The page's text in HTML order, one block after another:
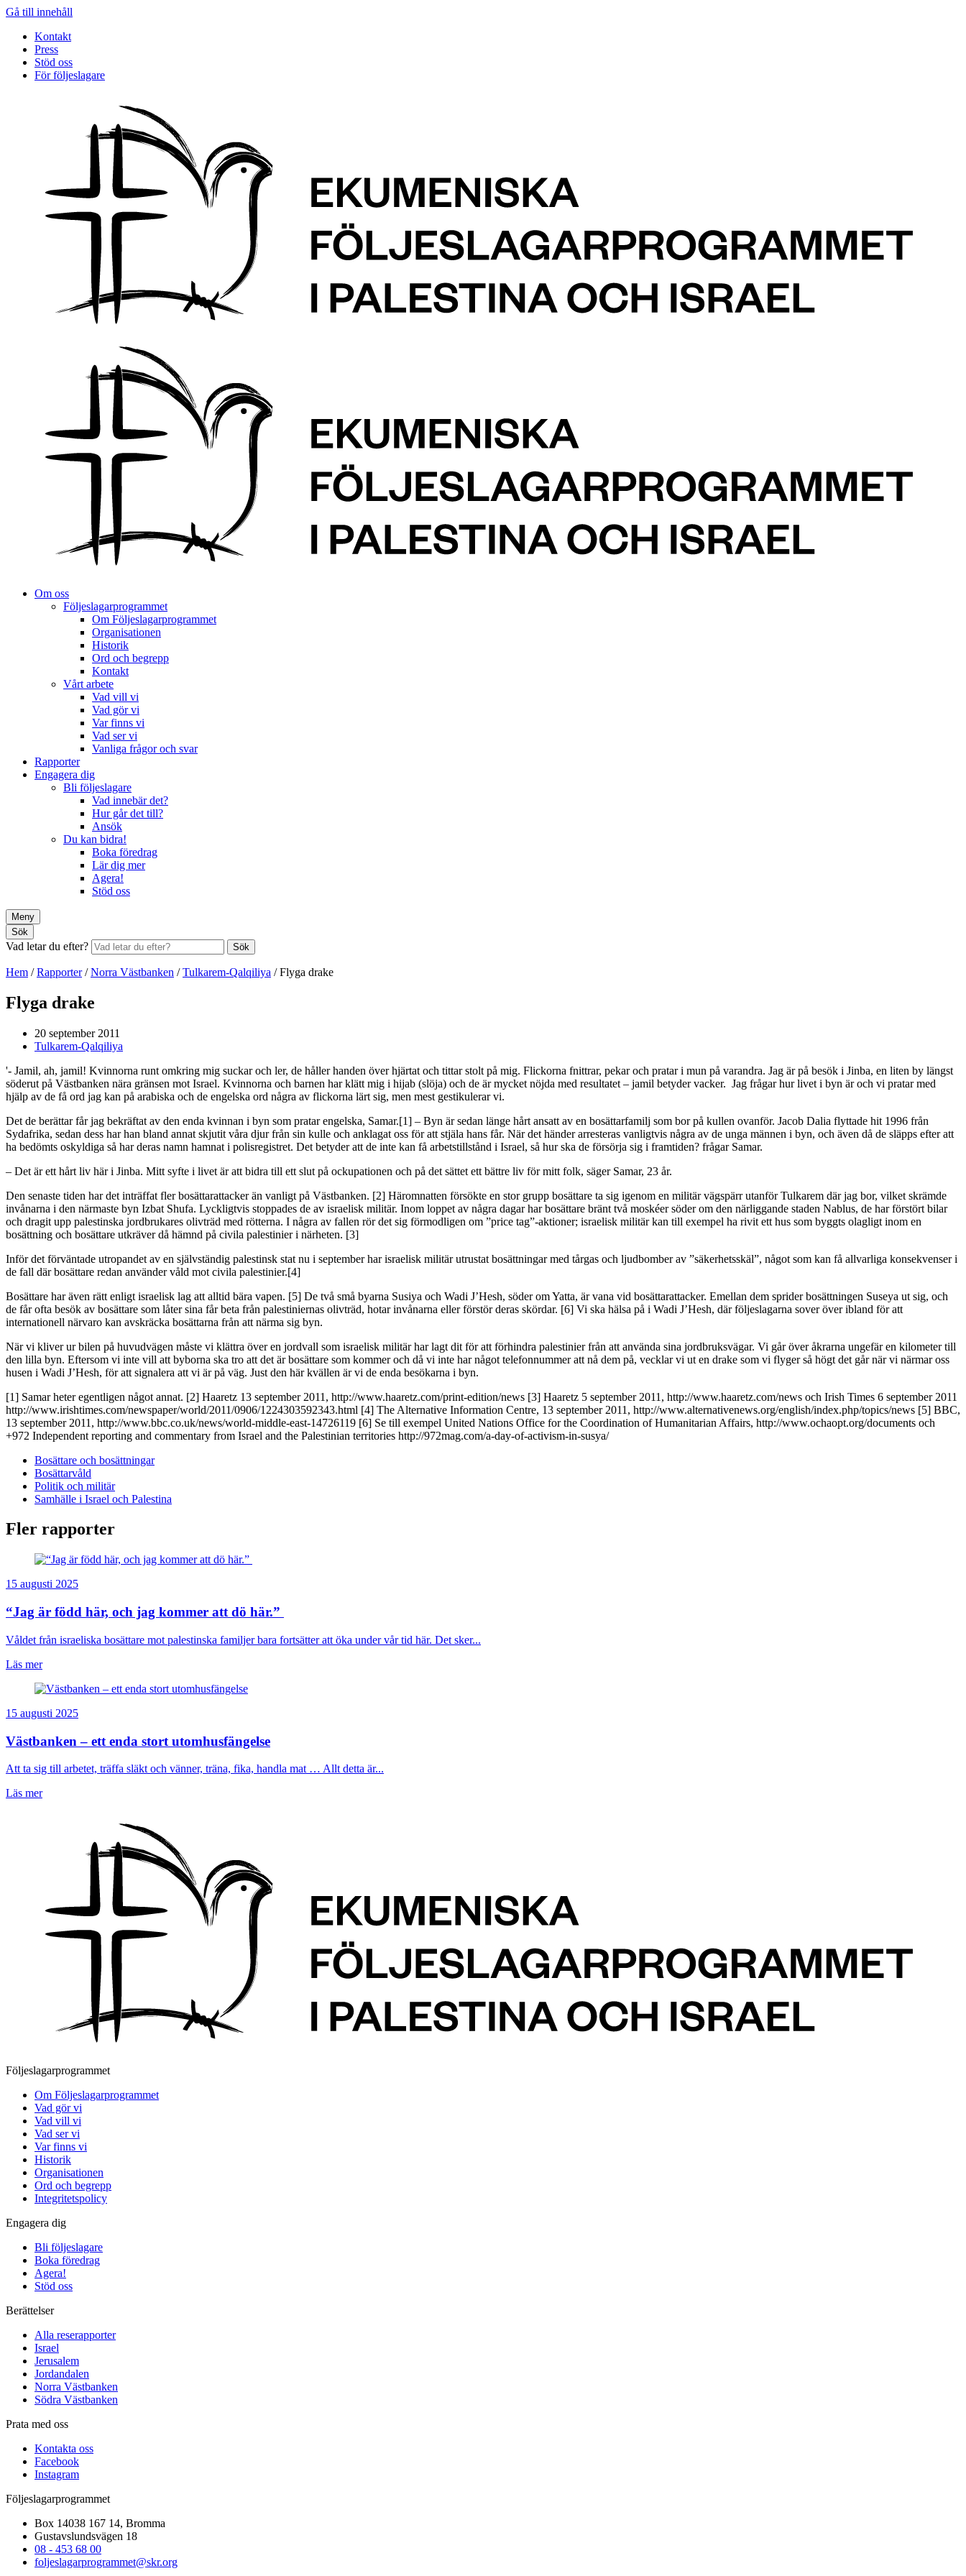
Gå till innehåll
Kontakt
Press
Stöd oss
För följeslagare
Om oss
Följeslagarprogrammet
Om Följeslagarprogrammet
Organisationen
Historik
Ord och begrepp
Kontakt
Vårt arbete
Vad vill vi
Vad gör vi
Var finns vi
Vad ser vi
Vanliga frågor och svar
Rapporter
Engagera dig
Bli följeslagare
Vad innebär det?
Hur går det till?
Ansök
Du kan bidra!
Boka föredrag
Lär dig mer
Agera!
Stöd oss
Meny
Sök
Vad letar du efter? Sök
Hem /Rapporter/Norra Västbanken /Tulkarem-Qalqiliya /Flyga drake
Flyga drake
20 september 2011
Tulkarem-Qalqiliya
'- Jamil, ah, jamil! Kvinnorna runt omkring mig suckar och ler, de håller handen över hjärtat och tittar stolt på mig. Flickorna fnittrar, pekar och pratar i mun på varandra. Jag är på besök i Jinba, en liten by längst
söderut på Västbanken nära gränsen mot Israel. Kvinnorna och barnen har klätt mig i hijab (slöja) och de är mycket nöjda med resultatet – jamil betyder vacker. Jag frågar hur livet i byn är och vi pratar med
hjälp av de få ord jag kan på arabiska och de engelska ord några av flickorna lärt sig, men mest gestikulerar vi.
Det de berättar får jag bekräftat av den enda kvinnan i byn som pratar engelska, Samar.[1] – Byn är sedan länge hårt ansatt av en bosättarfamilj som bor på kullen ovanför. Jacob Dalia flyttade hit 1996 från
Sydafrika, sedan dess har han bland annat skjutit våra djur från sin kulle och anklagat oss för att stjäla hans får. När det händer arresteras vanligtvis några av de unga männen i byn, och även då de släpps efter att
ha bedömts oskyldiga så har deras namn hamnat i polisregistret. Det betyder att de inte kan få arbetstillstånd i Israel, så hur ska de försörja sig i framtiden? frågar Samar.
– Det är ett hårt liv här i Jinba. Mitt syfte i livet är att bidra till ett slut på ockupationen och på det sättet ett bättre liv för mitt folk, säger Samar, 23 år.
Den senaste tiden har det inträffat fler bosättarattacker än vanligt på Västbanken. [2] Häromnatten försökte en stor grupp bosättare ta sig igenom en militär vägspärr utanför Tulkarem där jag bor, vilket skrämde
invånarna i den närmaste byn Izbat Shufa. Lyckligtvis stoppades de av israelisk militär. Inom loppet av några dagar har bosättare bränt två moskéer söder om den närliggande staden Nablus, de har förstört bilar
och dragit upp palestinska jordbrukares olivträd med rötterna. I några av fallen rör det sig förmodligen om ”price tag”-aktioner; israelisk militär kan till exempel ha rivit ett hus som byggts olagligt inom en
bosättning och bosättare utkräver då hämnd på civila palestinier i närheten. [3]
Inför det förväntade utropandet av en självständig palestinsk stat nu i september har israelisk militär utrustat bosättningar med tårgas och ljudbomber av ”säkerhetsskäl”, något som kan få allvarliga konsekvenser i
de fall där bosättare redan använder våld mot civila palestinier.[4]
Bosättare har även rätt enligt israelisk lag att alltid bära vapen. [5] De två små byarna Susiya och Wadi J’Hesh, söder om Yatta, är vana vid bosättarattacker. Emellan dem sprider bosättningen Suseya ut sig, och
de får ofta besök av bosättare som låter sina får beta från palestiniernas olivträd, hotar invånarna eller förstör deras skördar. [6] Vi ska hälsa på i Wadi J’Hesh, där följeslagarna sover över ibland för att
internationell närvaro kan avskräcka bosättarna från att närma sig byn.
När vi kliver ur bilen på huvudvägen måste vi klättra över en jordvall som israelisk militär har lagt dit för att förhindra palestinier från att använda sina jordbruksvägar. Vi går över åkrarna ungefär en kilometer till
den lilla byn. Eftersom vi inte vill att byborna ska tro att det är bosättare som kommer och då vi inte har något telefonnummer att nå dem på, vecklar vi ut en drake som vi flyger så högt det går när vi närmar oss
husen i Wadi J’Hesh, för att signalera att vi är på väg. Just den här kvällen är vi de enda besökarna i byn.
[1] Samar heter egentligen något annat. [2] Haaretz 13 september 2011, http://www.haaretz.com/print-edition/news [3] Haaretz 5 september 2011, http://www.haaretz.com/news och Irish Times 6 september 2011
http://www.irishtimes.com/newspaper/world/2011/0906/1224303592343.html [4] The Alternative Information Centre, 13 september 2011, http://www.alternativenews.org/english/index.php/topics/news [5] BBC,
13 september 2011, http://www.bbc.co.uk/news/world-middle-east-14726119 [6] Se till exempel United Nations Office for the Coordination of Humanitarian Affairs, http://www.ochaopt.org/documents och
+972 Independent reporting and commentary from Israel and the Palestinian territories http://972mag.com/a-day-of-activism-in-susya/
Bosättare och bosättningar
Bosättarvåld
Politik och militär
Samhälle i Israel och Palestina
Fler rapporter
15 augusti 2025
“Jag är född här, och jag kommer att dö här.”
Våldet från israeliska bosättare mot palestinska familjer bara fortsätter att öka under vår tid här. Det sker...
Läs mer
15 augusti 2025
Västbanken – ett enda stort utomhusfängelse
Att ta sig till arbetet, träffa släkt och vänner, träna, fika, handla mat … Allt detta är...
Läs mer
Följeslagarprogrammet
Om Följeslagarprogrammet
Vad gör vi
Vad vill vi
Vad ser vi
Var finns vi
Historik
Organisationen
Ord och begrepp
Integritetspolicy
Engagera dig
Bli följeslagare
Boka föredrag
Agera!
Stöd oss
Berättelser
Alla reserapporter
Israel
Jerusalem
Jordandalen
Norra Västbanken
Södra Västbanken
Prata med oss
Kontakta oss
Facebook
Instagram
Följeslagarprogrammet
Box 14038 167 14, Bromma
Gustavslundsvägen 18
08 - 453 68 00
foljeslagarprogrammet@skr.org